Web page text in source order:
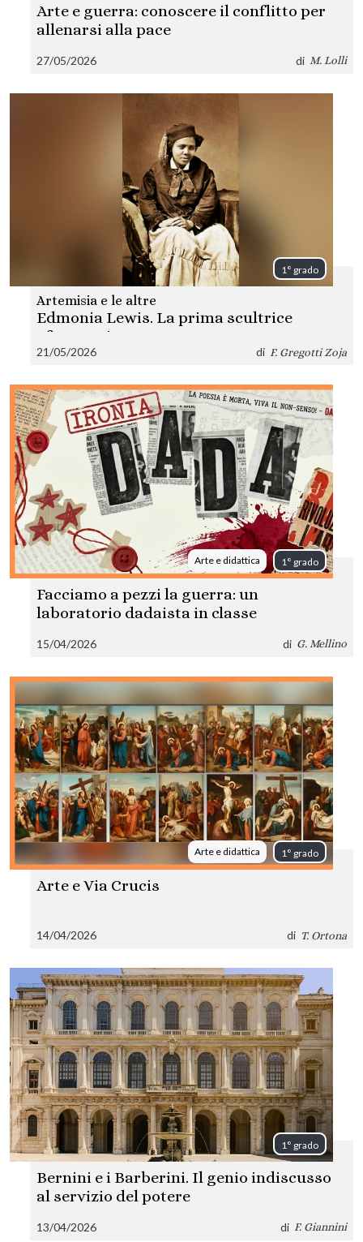
Arte e guerra: conoscere il conflitto per
allenarsi alla pace
27/05/2026 di M. Lolli
1° grado
Artemisia e le altre
Edmonia Lewis. La prima scultrice
afroamericana
21/05/2026 di F. Gregotti Zoja
Arte e didattica 1° grado
Facciamo a pezzi la guerra: un
laboratorio dadaista in classe
15/04/2026 di G. Mellino
Arte e didattica 1° grado
Arte e Via Crucis
14/04/2026 di T. Ortona
1° grado
Bernini e i Barberini. Il genio indiscusso
al servizio del potere
13/04/2026 di F. Giannini